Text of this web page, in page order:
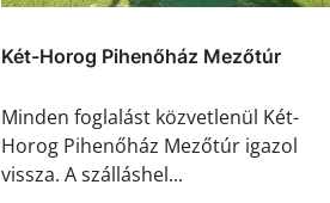
Két-Horog Pihenőház Mezőtúr
Minden foglalást közvetlenül Két-
Horog Pihenőház Mezőtúr igazol
vissza. A szálláshel...